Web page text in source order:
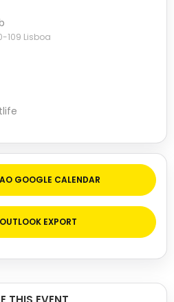
109 Lisboa
GOOGLE CALENDAR
EXPORT